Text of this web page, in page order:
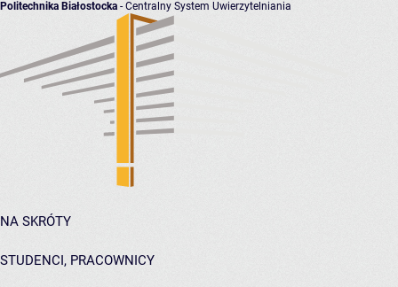
Politechnika Białostocka - Centralny System Uwierzytelniania
NA SKRÓTY
STUDENCI, PRACOWNICY